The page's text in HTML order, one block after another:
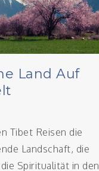
Land Auf
Tibet Reisen die
Landschaft, die
Spiritualität in den